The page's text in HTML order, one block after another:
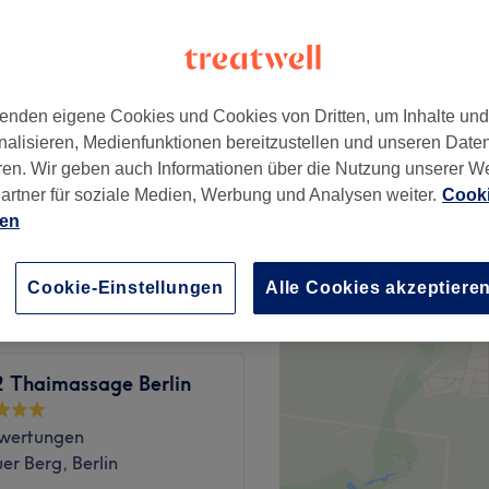
ab 27 €
Spare bis zu 10%
Thaimassage Berlin
Berg, Berlin
eigene Cookies und Cookies von Dritten, um Inhalte
Medienfunktionen bereitzustellen und unseren
Wir geben auch Informationen über die Nutzung unserer
für soziale Medien, Werbung und Analysen weiter.
Cookie-Einstellungen Alle Cookies akzeptieren